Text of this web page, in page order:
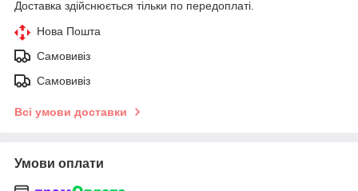
Доставка здійснюється тільки по передоплаті.
Нова Пошта
Самовивіз
Самовивіз
Всі умови доставки
Умови оплати